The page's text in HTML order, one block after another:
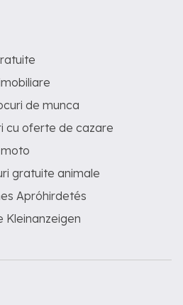
de munca
cu oferte de cazare
gratuite animale
Apróhirdetés
Kleinanzeigen